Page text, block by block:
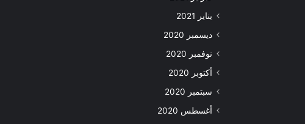
يناير 2021
ديسمبر 2020
نوفمبر 2020
أكتوبر 2020
سبتمبر 2020
أغسطس 2020